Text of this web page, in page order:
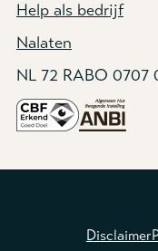
Help als bedrijf
Nalaten
NL 72 RABO 0707
Disclaimer